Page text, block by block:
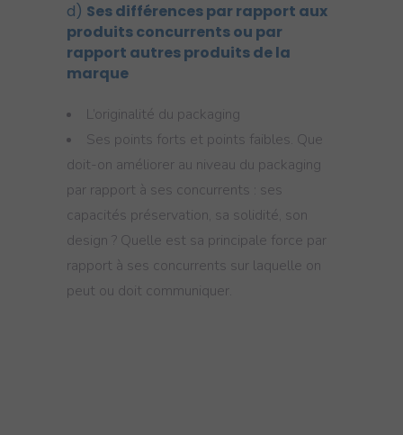
d) Ses différences par rapport aux
produits concurrents ou par
rapport autres produits de la
marque
L’originalité du packaging
Ses points forts et points faibles. Que
doit-on améliorer au niveau du packaging
par rapport à ses concurrents : ses
capacités préservation, sa solidité, son
design ? Quelle est sa principale force par
rapport à ses concurrents sur laquelle on
peut ou doit communiquer.